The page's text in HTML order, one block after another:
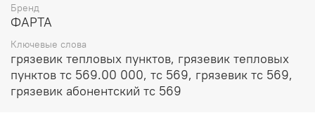
Бренд
ФАРТА
Ключевые слова
грязевик тепловых пунктов, грязевик тепловых
пунктов тс 569.00 000, тс 569, грязевик тс 569,
грязевик абонентский тс 569